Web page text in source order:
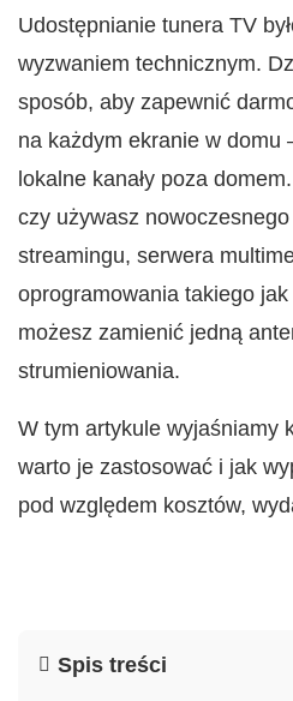
Udostępnianie tunera TV
wyzwaniem technicznym.
sposób, aby zapewnić
na każdym ekranie w
lokalne kanały poza
czy używasz
streamingu, serwera
oprogramowania takiego
możesz zamienić jedną
strumieniowania.
W tym artykule wyjaśniamy
warto je zastosować i jak
pod względem kosztów,
Spis treści